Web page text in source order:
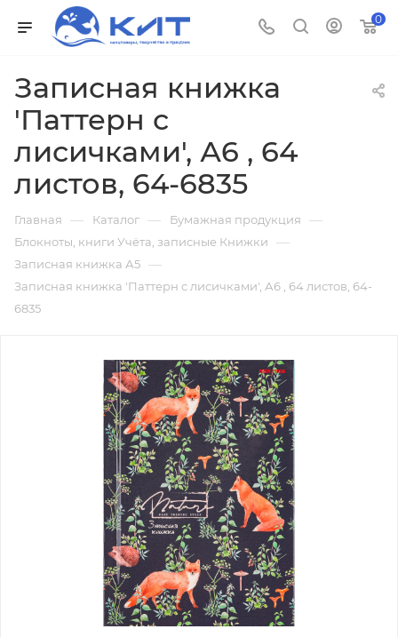
0
Записная книжка
'Паттерн с
лисичками', А6 , 64
листов, 64-6835
Главная — Каталог — Бумажная продукция —
Блокноты, книги Учёта, записные Книжки —
Записная книжка А5 —
Записная книжка 'Паттерн с лисичками', А6 , 64 листов, 64-
6835